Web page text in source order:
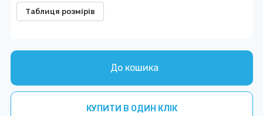
Таблиця розмірів
До кошика
КУПИТИ В ОДИН КЛІК